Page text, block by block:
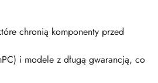
chronią komponenty przed
i modele z długą gwarancją, co